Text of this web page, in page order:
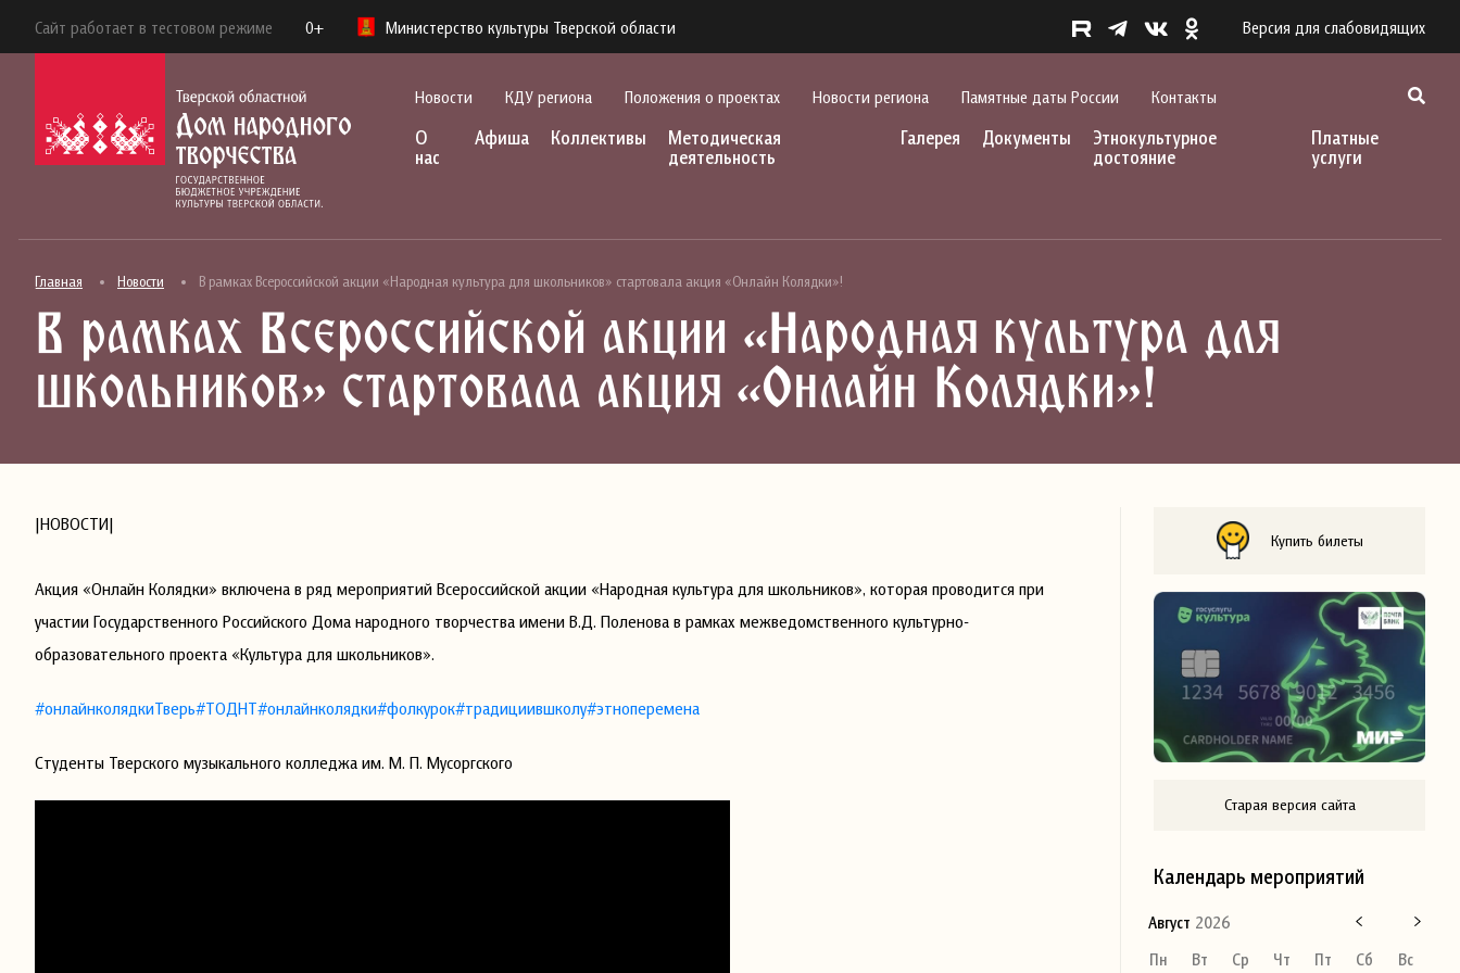
Сайт работает в тестовом режиме 0+ Министерство культуры Тверской области Версия для слабовидящих
Новости КДУ региона Положения о проектах Новости региона Памятные даты России Контакты
О
нас
Афиша Коллективы
Методическая
деятельность
Галерея Документы
Этнокультурное
достояние
Платные
услуги
Главная Новости В рамках Всероссийской акции «Народная культура для школьников» стартовала акция «Онлайн Колядки»!
В рамках Всероссийской акции «Народная культура для
школьников» стартовала акция «Онлайн Колядки»!
|НОВОСТИ|
Акция «Онлайн Колядки» включена в ряд мероприятий Всероссийской акции «Народная культура для школьников», которая проводится при
участии Государственного Российского Дома народного творчества имени В.Д. Поленова в рамках межведомственного культурно-
образовательного проекта «Культура для школьников».
#онлайнколядкиТверь#ТОДНТ#онлайнколядки#фолкурок#традициившколу#этноперемена
Студенты Тверского музыкального колледжа им. М. П. Мусоргского
Купить билеты
Старая версия сайта
Календарь мероприятий
Август 2026
Пн
Вт Ср Чт Пт Сб Вс